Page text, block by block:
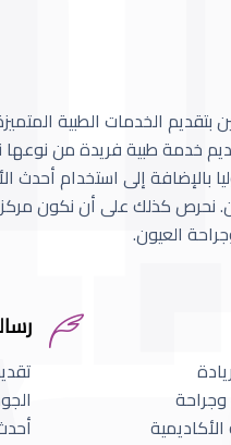
بتقديم الخدمات الطبية
خدمة طبية فريدة من نوعها
بالإضافة إلى استخدام أحدث
كذلك على أن نكون
العيون.